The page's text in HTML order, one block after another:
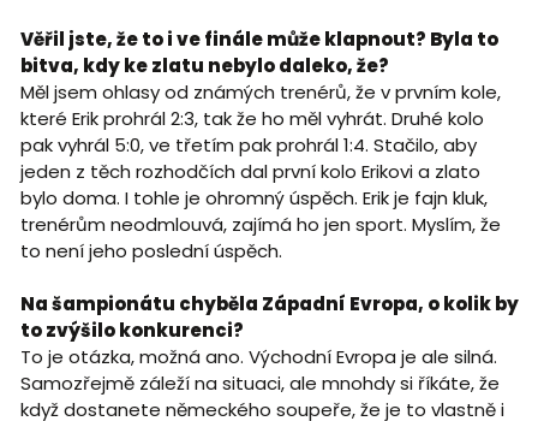
Věřil jste, že to i ve finále může klapnout? Byla to
bitva, kdy ke zlatu nebylo daleko, že?
Měl jsem ohlasy od známých trenérů, že v prvním kole,
které Erik prohrál 2:3, tak že ho měl vyhrát. Druhé kolo
pak vyhrál 5:0, ve třetím pak prohrál 1:4. Stačilo, aby
jeden z těch rozhodčích dal první kolo Erikovi a zlato
bylo doma. I tohle je ohromný úspěch. Erik je fajn kluk,
trenérům neodmlouvá, zajímá ho jen sport. Myslím, že
to není jeho poslední úspěch.
Na šampionátu chyběla Západní Evropa, o kolik by
to zvýšilo konkurenci?
To je otázka, možná ano. Východní Evropa je ale silná.
Samozřejmě záleží na situaci, ale mnohdy si říkáte, že
když dostanete německého soupeře, že je to vlastně i